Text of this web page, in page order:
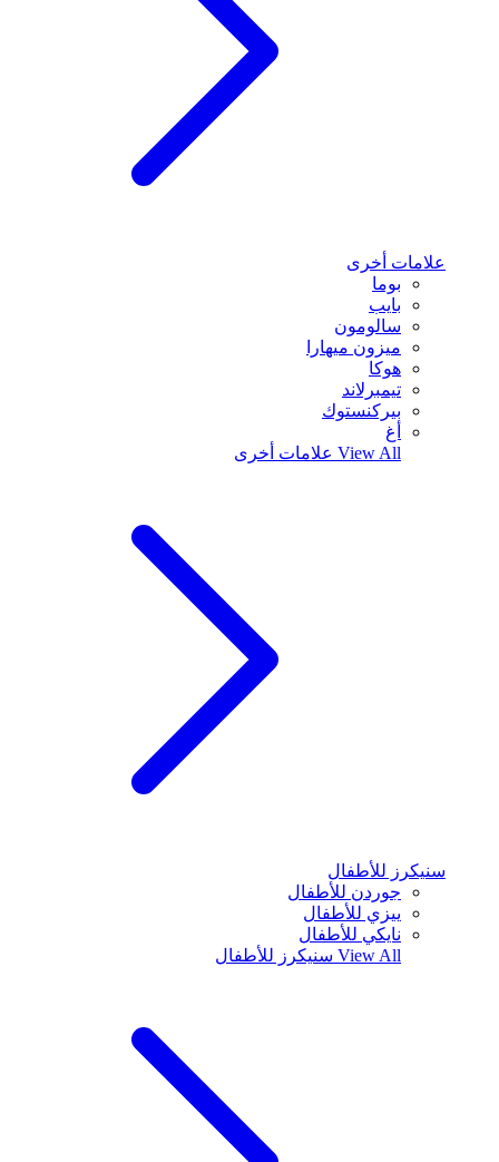
علامات أخرى
بوما
بايب
سالومون
ميزون ميهارا
هوكا
تيمبرلاند
بيركنستوك
أغ
View All علامات أخرى
سنيكرز للأطفال
جوردن للأطفال
ييزي للأطفال
نايكي للأطفال
View All سنيكرز للأطفال